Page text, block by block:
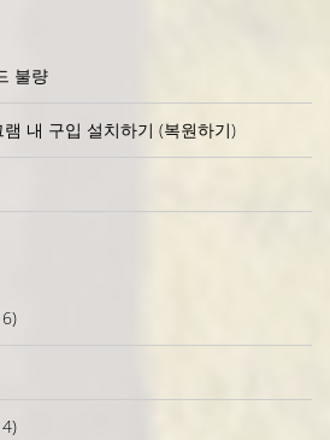
불량
내 구입 설치하기 (복원하기)